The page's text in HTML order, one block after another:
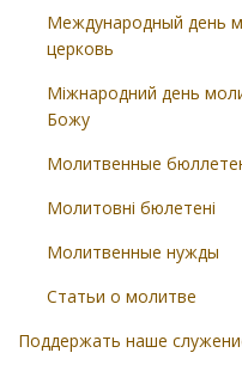
Международный день
церковь
Міжнародний день
Божу
Молитвенные
Молитовні бюлетені
Молитвенные нужды
Статьи о молитве
Поддержать наше